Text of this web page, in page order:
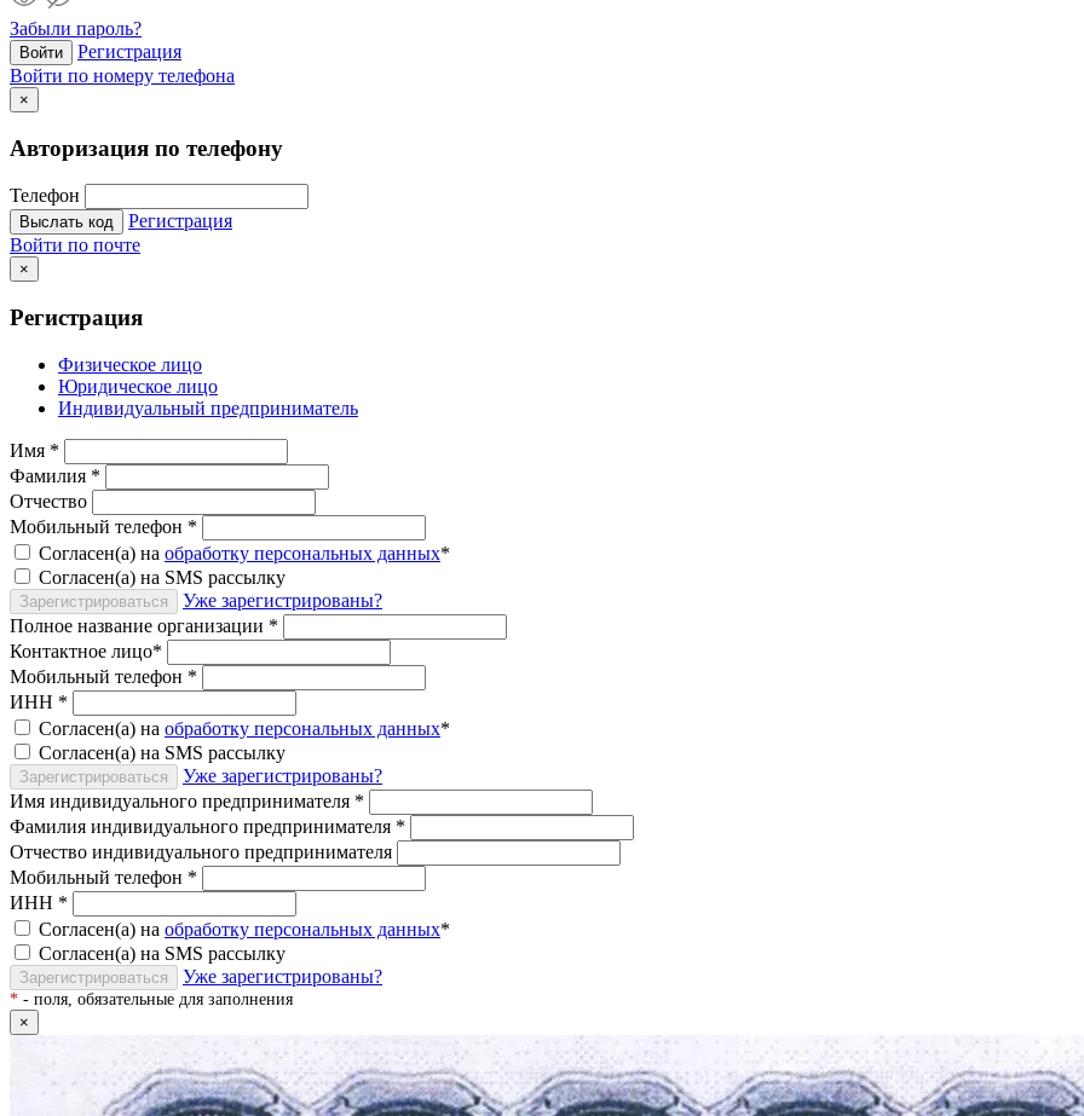
Забыли пароль?
Войти
Регистрация
Войти по номеру телефона
×
Авторизация по телефону
Телефон
Выслать код
Регистрация
Войти по почте
×
Регистрация
Физическое лицо
Юридическое лицо
Индивидуальный предприниматель
Имя *
Фамилия *
Отчество
Мобильный телефон *
Согласен(а) на обработку персональных данных*
Согласен(а) на SMS рассылку
Зарегистрироваться
Уже зарегистрированы?
Полное название организации *
Контактное лицо*
Мобильный телефон *
ИНН *
Согласен(а) на обработку персональных данных*
Согласен(а) на SMS рассылку
Зарегистрироваться
Уже зарегистрированы?
Имя индивидуального предпринимателя *
Фамилия индивидуального предпринимателя *
Отчество индивидуального предпринимателя
Мобильный телефон *
ИНН *
Согласен(а) на обработку персональных данных*
Согласен(а) на SMS рассылку
Зарегистрироваться Уже зарегистрированы?
* - поля, обязательные для заполнения
×